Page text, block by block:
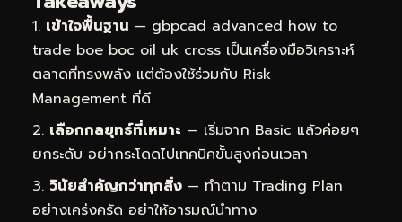
เข้าใจพื้นฐาน — gbpcad advanced how to
trade boe boc oil uk cross เป็นเครื่องมือวิเคราะห์
ตลาดที่ทรงพลัง แต่ต้องใช้ร่วมกับ Risk
Management ที่ดี
เลือกกลยุทธ์ที่เหมาะ — เริ่มจาก Basic แล้วค่อยๆ
ยกระดับ อย่ากระโดดไปเทคนิคขั้นสูงก่อนเวลา
วินัยสำคัญกว่าทุกสิ่ง — ทำตาม Trading Plan
อย่างเคร่งครัด อย่าให้อารมณ์นำทาง